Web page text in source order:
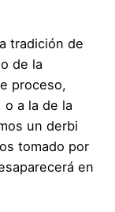
tradición de
de la
proceso,
o a la de la
un derbi
tomado por
en